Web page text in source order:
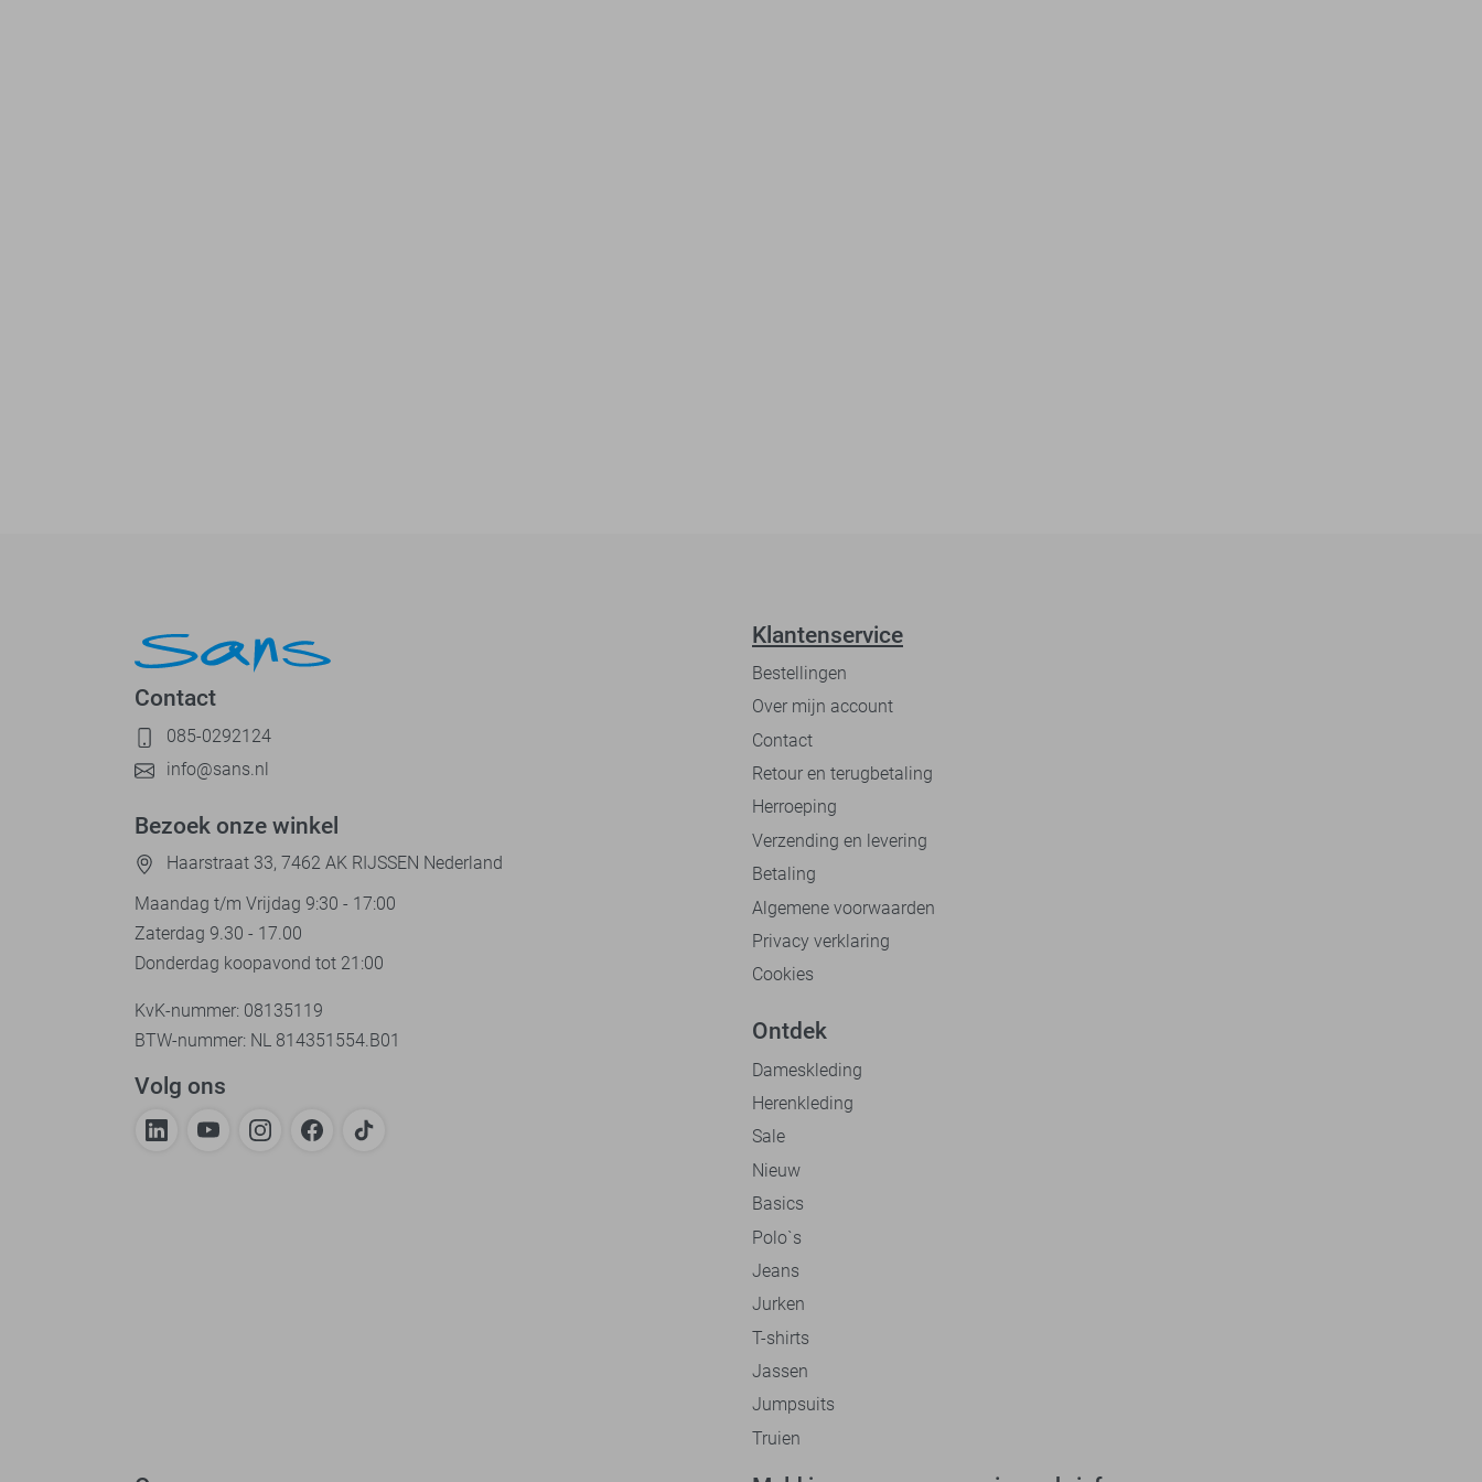
Contact
085-0292124
info@sans.nl
Bezoek onze winkel
Haarstraat 33, 7462 AK RIJSSEN Nederland
Maandag t/m Vrijdag 9:30 - 17:00
Zaterdag 9.30 - 17.00
Donderdag koopavond tot 21:00
KvK-nummer: 08135119
BTW-nummer: NL 814351554.B01
Volg ons
Klantenservice
Bestellingen
Over mijn account
Contact
Retour en terugbetaling
Herroeping
Verzending en levering
Betaling
Algemene voorwaarden
Privacy verklaring
Cookies
Ontdek
Dameskleding
Herenkleding
Sale
Nieuw
Basics
Polo`s
Jeans
Jurken
T-shirts
Jassen
Jumpsuits
Truien